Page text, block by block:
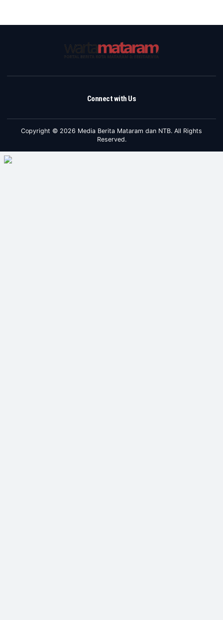
Connect with Us
Copyright © 2026 Media Berita Mataram dan NTB. All Rights
Reserved.